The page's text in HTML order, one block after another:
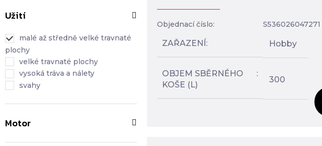
Užití
malé až středně velké travnaté
plochy
velké travnaté plochy
vysoká tráva a nálety
svahy
Motor
Objednací číslo: S536026047271
ZAŘAZENÍ Hobby
OBJEM SBĚRNÉHO
KOŠE (L)
300